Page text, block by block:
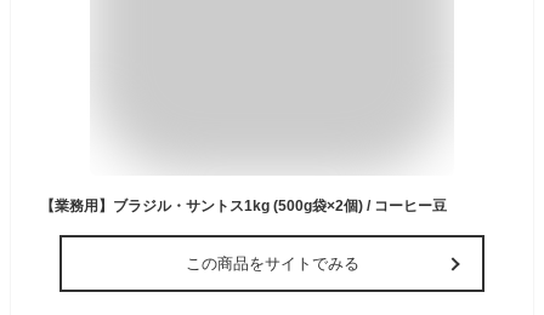
【業務用】ブラジル・サントス1kg (500g袋×2個) / コーヒー豆
この商品をサイトでみる